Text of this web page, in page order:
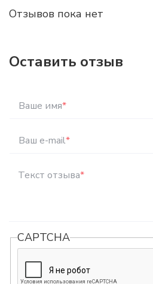
Отзывов пока нет
Оставить отзыв
Ваше имя*
Ваш e-mail*
Текст отзыва*
CAPTCHA